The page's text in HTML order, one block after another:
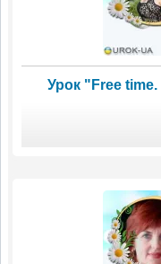
Урок "Free